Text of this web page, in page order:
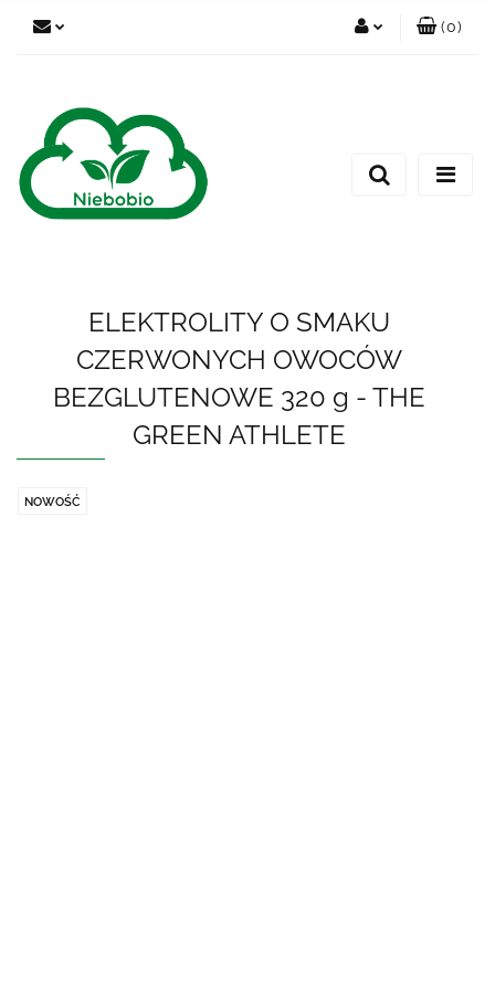
(0)
ELEKTROLITY O SMAKU
CZERWONYCH OWOCÓW
BEZGLUTENOWE 320 g - THE
GREEN ATHLETE
NOWOŚĆ